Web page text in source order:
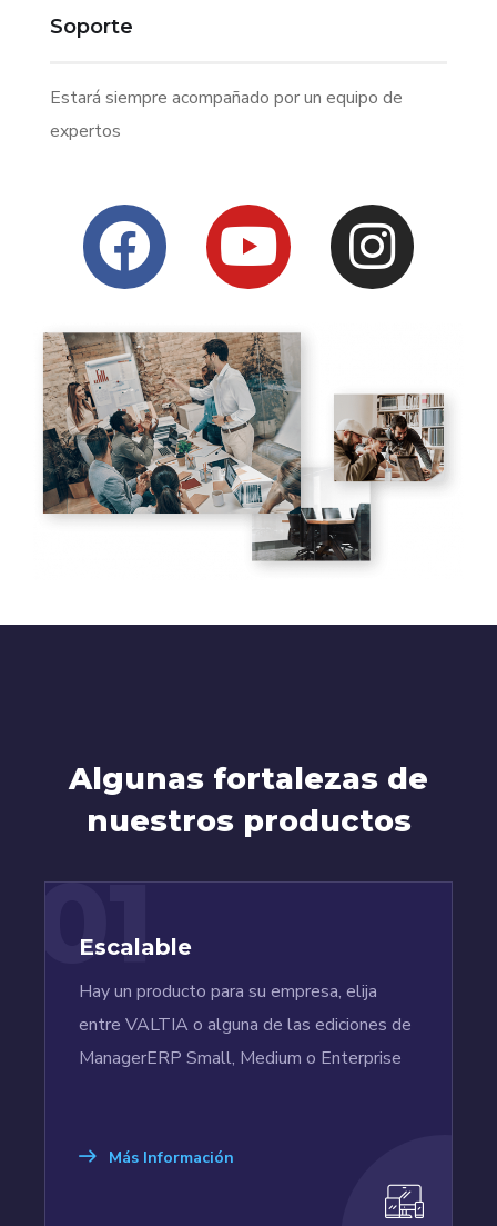
Soporte
Estará siempre acompañado por un equipo de
expertos
Algunas fortalezas de
nuestros productos
01
Escalable
Hay un producto para su empresa, elija
entre VALTIA o alguna de las ediciones de
ManagerERP Small, Medium o Enterprise
Más Información